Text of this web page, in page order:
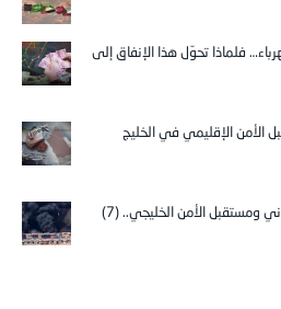
فلماذا تحوّل هذا الإنفاق إلى
الأمن الإقليمي في الخليج
ومستقبل الأمن الخليجي.. (7)